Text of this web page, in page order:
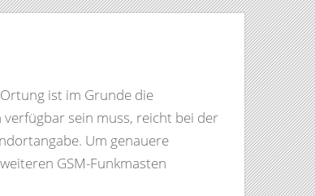
ist im Grunde die
sein muss, reicht bei der
Um genauere
GSM-Funkmasten